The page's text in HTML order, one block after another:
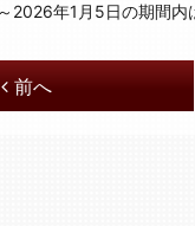
2026年1月5日の期間内
前へ